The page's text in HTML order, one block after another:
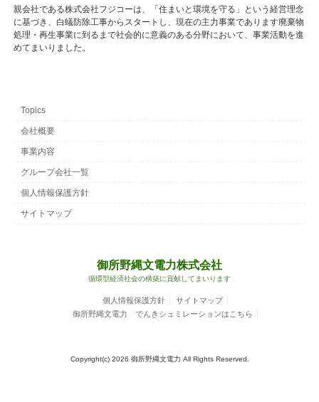
親会社である株式会社フジコーは、「住まいと環境を守る」という経営理念
に基づき、白蟻防除工事からスタートし、現在の主力事業であります廃棄物
処理・再生事業に到るまで社会的に意義のある分野において、事業活動を進
めてまいりました。
Topics
会社概要
事業内容
グループ会社一覧
個人情報保護方針
サイトマップ
御所野縄文電力株式会社
循環型経済社会の構築に貢献してまいります
個人情報保護方針
サイトマップ
御所野縄文電力 でんきシュミレーションはこちら
Copyright(c) 2026 御所野縄文電力 All Rights Reserved.